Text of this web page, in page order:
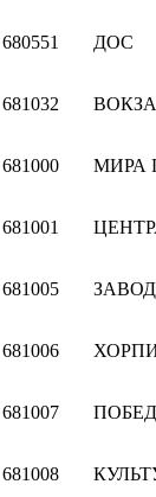
680551 ДОС
681032
681000 МИРА
681001
681005
681006
681007
681008